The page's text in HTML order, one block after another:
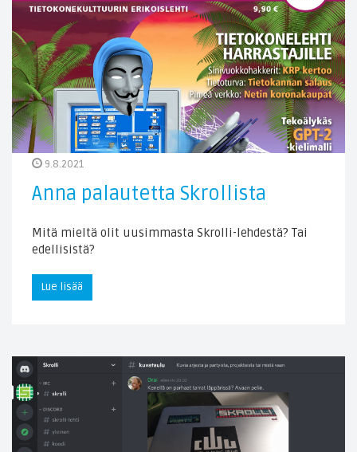
9.8.2021
Anna palautetta Skrollista
Mitä mieltä olit uusimmasta Skrolli-lehdestä? Tai
edellisistä?
Lue lisää